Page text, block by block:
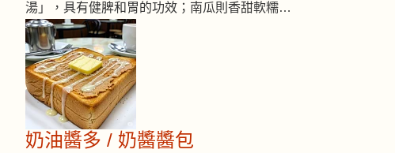
湯」，具有健脾和胃的功效；南瓜則香甜軟糯…
奶油醬多 / 奶醬醬包